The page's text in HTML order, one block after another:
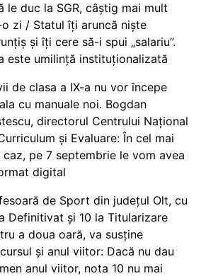
le duc la SGR, câștig mai mult
zi / Statul îți aruncă niște
și îți cere să-i spui „salariu”.
este umilință instituționalizată
de clasa a IX-a nu vor începe
cu manuale noi. Bogdan
directorul Centrului Național
și Evaluare: În cel mai
caz, pe 7 septembrie le vom avea
digital
de Sport din județul Olt, cu
Definitivat și 10 la Titularizare
a doua oară, va susține
și anul viitor: Dacă nu dau
anul viitor, nota 10 nu mai